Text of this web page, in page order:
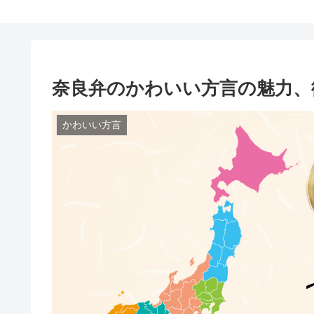
奈良弁のかわいい方言の魅力
かわいい方言